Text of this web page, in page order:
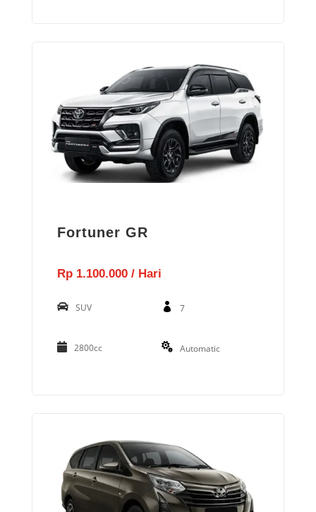
Fortuner GR
Rp 1.100.000 / Hari
SUV 7
2800cc Automatic